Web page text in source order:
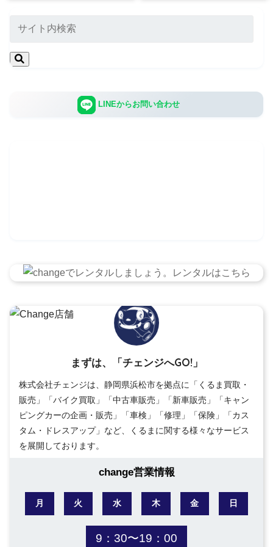
LINEからお問い合わせ
まずは、「チェンジへGO!」
株式会社チェンジは、静岡県浜松市を拠点に「くるま買取・
販売」「バイク買取」「中古車販売」「新車販売」「キャン
ピングカーの企画・販売」「車検」「修理」「保険」「カス
タム・ドレスアップ」など、くるまに関する様々なサービス
を展開しております。
change営業情報
月 火 水 木 金 日
9：30〜19：00